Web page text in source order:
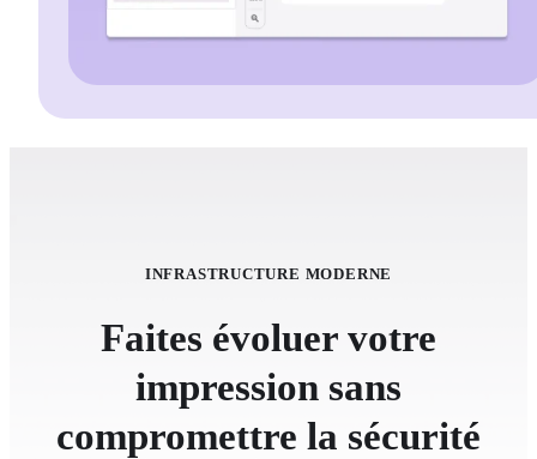
INFRASTRUCTURE MODERNE
Faites évoluer votre
impression sans
compromettre la sécurité